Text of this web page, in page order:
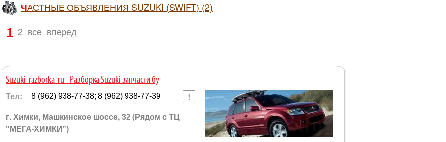
ЧАСТНЫЕ ОБЪЯВЛЕНИЯ SUZUKI (SWIFT) (2)
1 2 все вперед
Suzuki-razborka-ru - Разборка Suzuki запчасти бу
Тел: 8 (962) 938-77-38; 8 (962) 938-77-39
г. Химки, Машкинское шоссе, 32 (Рядом с ТЦ
"МЕГА-ХИМКИ")